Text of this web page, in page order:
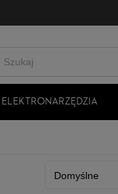
ELEKTRONARZĘDZIA